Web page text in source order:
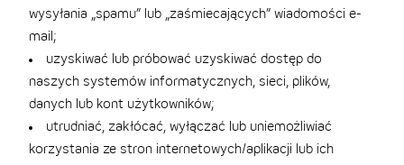
wysyłania „spamu” lub „zaśmiecających” wiadomości e-
mail;
uzyskiwać lub próbować uzyskiwać dostęp do
naszych systemów informatycznych, sieci, plików,
danych lub kont użytkowników;
utrudniać, zakłócać, wyłączać lub uniemożliwiać
korzystania ze stron internetowych/aplikacji lub ich